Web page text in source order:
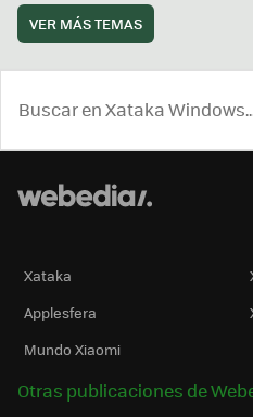
VER MÁS TEMAS
Xataka
Applesfera
Mundo Xiaomi
Otras publicaciones de